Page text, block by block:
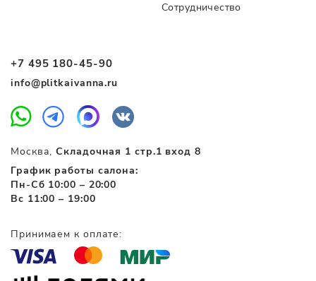
+7 495 180-45-90
info@plitkaivanna.ru
Москва,Складочная 1 стр.1 вход 8
График работы салона:
Пн-Сб 10:00 – 20:00
Вс 11:00 – 19:00
Сотрудничество
Принимаем к оплате: